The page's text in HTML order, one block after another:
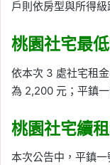
戶則依房型與所得級
桃園社宅最
依本次 3 處社宅租
為 2,200 元；平鎮
桃園社宅續
本次公告中，平鎮